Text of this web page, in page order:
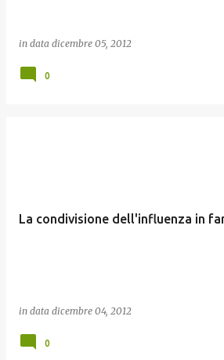
in data dicembre 05, 2012
0
La condivisione dell'influenza in
in data dicembre 04, 2012
0